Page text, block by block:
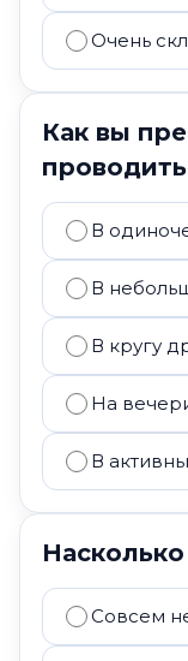
Очень
Как вы
В
В
В кругу
На
В
Совсем